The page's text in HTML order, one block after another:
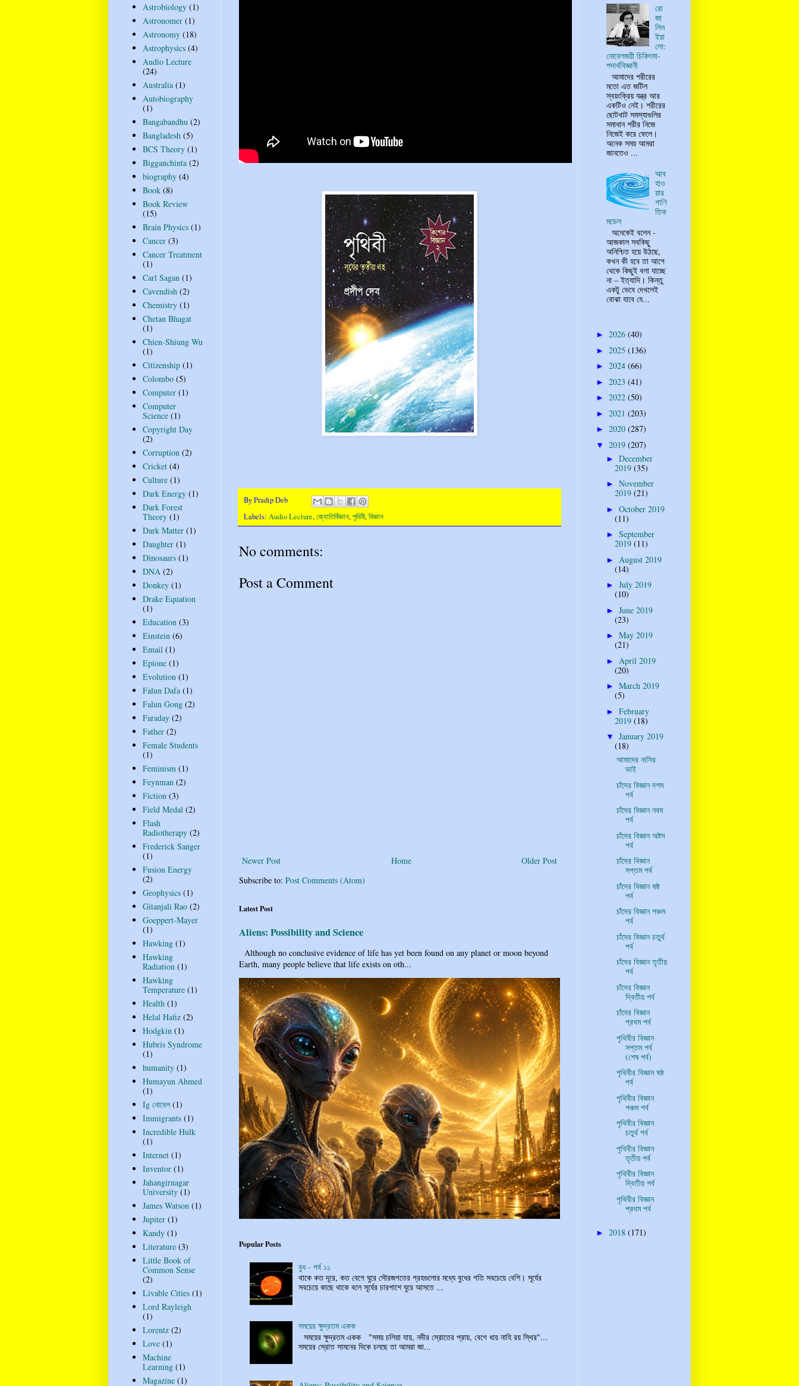
ByPradip Deb
Labels: Audio Lecture,জ্যোতির্বিজ্ঞান,পৃথিবী,বিজ্ঞান
No comments:
Post a Comment
Newer Post Older Post
Home
Subscribe to: Post Comments (Atom)
Latest Post
Aliens: Possibility and Science
Although no conclusive evidence of life has yet been found on any planet or moon beyond
Earth, many people believe that life exists on oth...
Popular Posts
বুধ - পর্ব ১১
থাকে কত দূরে, কত বেগে ঘুরে সৌরজগতের গ্রহগুলোর মধ্যে বুধের গতি সবচেয়ে বেশি। সূর্যের
সবচেয়ে কাছে থাকে বলে সূর্যের চারপাশে ঘুরে আসতে ...
সময়ের ক্ষুদ্রতম একক
সময়ের ক্ষুদ্রতম একক "সময় চলিয়া যায়, নদীর স্রোতের প্রায়, বেগে ধায় নাহি রয় স্থির"...
সময়ের স্রোত সামনের দিকে চলছে তা আমরা জা...
Astrobiology (1)
Astronomer (1)
Astronomy (18)
Astrophysics (4)
Audio Lecture
(24)
Australia (1)
Autobiography
(1)
Bangabandhu (2)
Bangladesh (5)
BCS Theory (1)
Bigganchinta (2)
biography (4)
Book (8)
Book Review
(15)
Brain Physics (1)
Cancer (3)
Cancer Treatment
(1)
Carl Sagan (1)
Cavendish (2)
Chemistry (1)
Chetan Bhagat
(1)
Chien-Shiung Wu
(1)
Citizenship (1)
Colombo (5)
Computer (1)
Computer
Science (1)
Copyright Day
(2)
Corruption (2)
Cricket (4)
Culture (1)
Dark Energy (1)
Dark Forest
Theory (1)
Dark Matter (1)
Daughter (1)
Dinosaurs (1)
DNA (2)
Donkey (1)
Drake Equation
(1)
Education (3)
Einstein (6)
Email (1)
Epione (1)
Evolution (1)
Falun Dafa (1)
Falun Gong (2)
Faraday (2)
Father (2)
Female Students
(1)
Feminism (1)
Feynman (2)
Fiction (3)
Field Medal (2)
Flash
Radiotherapy (2)
Frederick Sanger
(1)
Fusion Energy
(2)
Geophysics (1)
Gitanjali Rao (2)
Goeppert-Mayer
(1)
Hawking (1)
Hawking
Radiation (1)
Hawking
Temperature (1)
Health (1)
Helal Hafiz (2)
Hodgkin (1)
Hubris Syndrome
(1)
humanity (1)
Humayun Ahmed
(1)
Ig নোবেল (1)
Immigrants (1)
Incredible Hulk
(1)
Internet (1)
Inventor (1)
Jahangirnagar
University (1)
James Watson (1)
Jupiter (1)
Kandy (1)
Literature (3)
Little Book of
Common Sense
(2)
Livable Cities (1)
Lord Rayleigh
(1)
Lorentz (2)
Love (1)
Machine
Learning (1)
Magazine (1)
রো
জা
লিন
ইয়া
লো:
নোবেলজয়ী চিকিৎসা-
পদার্থবিজ্ঞানী
আমাদের শরীরের
মতো এত জটিল
স্বয়ংক্রিয় যন্ত্র আর
একটিও নেই। শরীরের
ছোটখাট সমস্যাগুলির
সমাধান শরীর নিজে
নিজেই করে ফেলে।
অনেক সময় আমরা
জানতেও ...
আব
হাও
য়ার
গাণি
তিক
মডেল
অনেকেই বলেন -
আজকাল সবকিছু
অনিশ্চিত হয়ে উঠছে,
কখন কী হবে তা আগে
থেকে কিছুই বলা যাচ্ছে
না – ইত্যাদি। কিন্তু
একটু ভেবে দেখলেই
বোঝা যাবে যে...
► 2026 (40)
► 2025 (136)
► 2024 (66)
► 2023 (41)
► 2022 (50)
► 2021 (203)
► 2020 (287)
▼ 2019 (207)
► December
2019 (35)
► November
2019 (21)
► October 2019
(11)
► September
2019 (11)
► August 2019
(14)
► July 2019
(10)
► June 2019
(23)
► May 2019
(21)
► April 2019
(20)
► March 2019
(5)
► February
2019 (18)
▼ January 2019
(18)
আমাদের নাসির
ভাই
চাঁদের বিজ্ঞান দশম
পর্ব
চাঁদের বিজ্ঞান নবম
পর্ব
চাঁদের বিজ্ঞান অষ্টম
পর্ব
চাঁদের বিজ্ঞান
সপ্তম পর্ব
চাঁদের বিজ্ঞান ষষ্ঠ
পর্ব
চাঁদের বিজ্ঞান পঞ্চম
পর্ব
চাঁদের বিজ্ঞান চতুর্থ
পর্ব
চাঁদের বিজ্ঞান তৃতীয়
পর্ব
চাঁদের বিজ্ঞান
দ্বিতীয় পর্ব
চাঁদের বিজ্ঞান
প্রথম পর্ব
পৃথিবীর বিজ্ঞান
সপ্তম পর্ব
(শেষ পর্ব)
পৃথিবীর বিজ্ঞান ষষ্ঠ
পর্ব
পৃথিবীর বিজ্ঞান
পঞ্চম পর্ব
পৃথিবীর বিজ্ঞান
চতুর্থ পর্ব
পৃথিবীর বিজ্ঞান
তৃতীয় পর্ব
পৃথিবীর বিজ্ঞান
দ্বিতীয় পর্ব
পৃথিবীর বিজ্ঞান
প্রথম পর্ব
► 2018 (171)